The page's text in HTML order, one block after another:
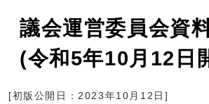
議会運営委員会資
(令和5年10月12日
[初版公開日：2023年10月12日 ]